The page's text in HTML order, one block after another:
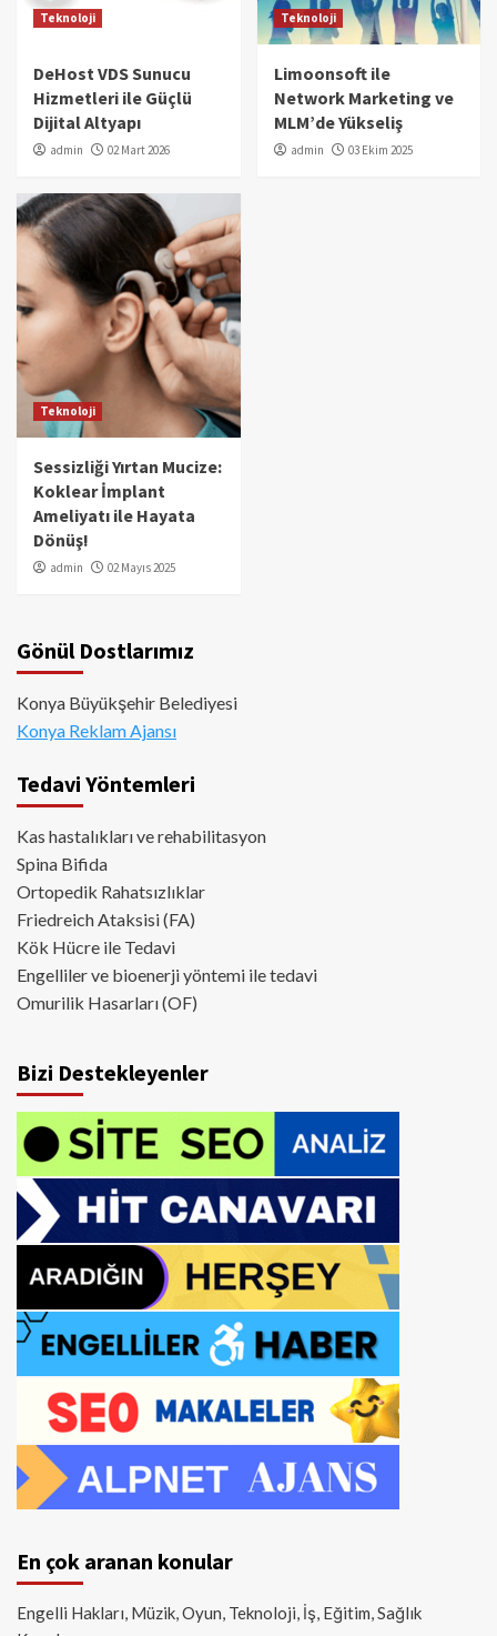
Teknoloji
DeHost VDS Sunucu
Hizmetleri ile Güçlü
Dijital Altyapı
admin 02 Mart 2026
Teknoloji
Limoonsoft ile
Network Marketing ve
MLM’de Yükseliş
admin 03 Ekim 2025
Teknoloji
Sessizliği Yırtan Mucize:
Koklear İmplant
Ameliyatı ile Hayata
Dönüş!
admin 02 Mayıs 2025
Gönül Dostlarımız
Konya Büyükşehir Belediyesi
Konya Reklam Ajansı
Tedavi Yöntemleri
Kas hastalıkları ve rehabilitasyon
Spina Bifida
Ortopedik Rahatsızlıklar
Friedreich Ataksisi (FA)
Kök Hücre ile Tedavi
Engelliler ve bioenerji yöntemi ile tedavi
Omurilik Hasarları (OF)
Bizi Destekleyenler
En çok aranan konular
Engelli Hakları, Müzik, Oyun, Teknoloji, İş, Eğitim, Sağlık